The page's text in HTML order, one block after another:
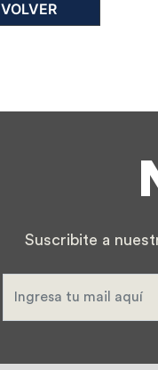
VOLVER
Suscribite a